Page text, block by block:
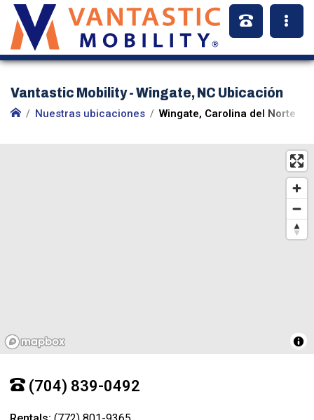
Vantastic Mobility - Wingate, NC Ubicación
Nuestras ubicaciones Wingate, Carolina del Norte
(704) 839-0492